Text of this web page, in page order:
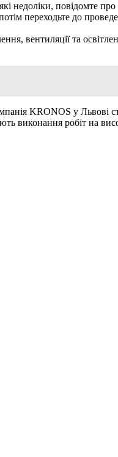
недоліки, повідомте
переходьте до
вентиляції та
KRONOS у Львові
виконання робіт на